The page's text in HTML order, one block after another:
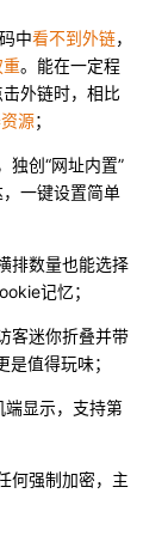
中看不到外链，
重。能在一定程
外链时，相比
源；
独创“网址内置”
一键设置简单
排数量也能选择
记忆；
客迷你折叠并带
值得玩味；
端显示，支持第
何强制加密，主